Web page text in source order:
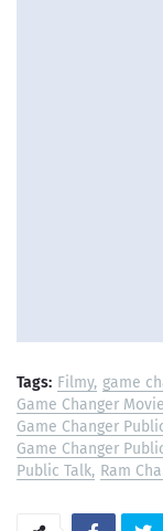
Tags: Filmy game
Game Changer
Game Changer
Game Changer
Public Talk Ram